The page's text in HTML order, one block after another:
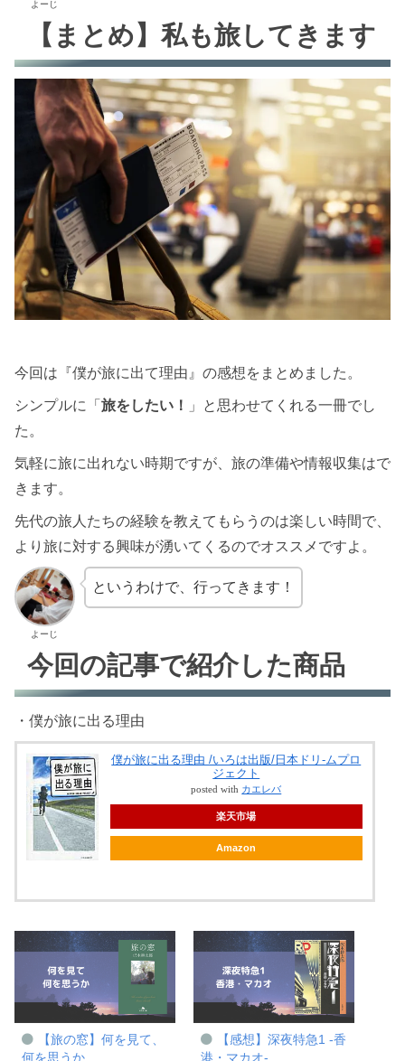
よーじ
【まとめ】私も旅してきます
今回は『僕が旅に出て理由』の感想をまとめました。
シンプルに「 旅をしたい！
」と思わせてくれる一冊でし
た。
気軽に旅に出れない時期ですが、旅の準備や情報収集はで
きます。
先代の旅人たちの経験を教えてもらうのは楽しい時間で、
より旅に対する興味が湧いてくるのでオススメですよ。
よーじ
というわけで、行ってきます！
今回の記事で紹介した商品
・僕が旅に出る理由
僕が旅に出る理由 /いろは出版/日本ドリ-ムプロ
ジェクト
posted with カエレバ
楽天市場
Amazon
【旅の窓】何を見て、
何を思うか
【感想】深夜特急1 -香
港・マカオ-